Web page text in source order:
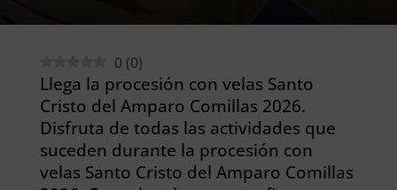
0 (0)
Llega la procesión con velas Santo
Cristo del Amparo Comillas 2026.
Disfruta de todas las actividades que
suceden durante la procesión con
velas Santo Cristo del Amparo Comillas